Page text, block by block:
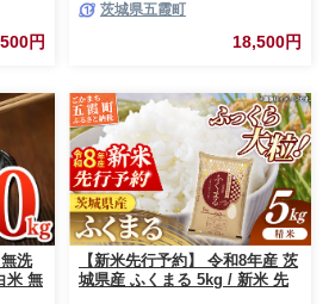
円
白米 コメ こめ 食べ比べセット
コシヒカリ ひとめぼれ 先行予
約 2026年 人気 家計応援 単一米
茨城県五霞町
18,500円
洗
米 無
【新米先行予約】 令和8年産 茨
城県産 ふくまる 5kg / 新米 先